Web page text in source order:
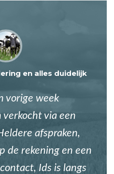
en alles duidelijk
vorige week
via een
afspraken,
de rekening en een
Ids is langs